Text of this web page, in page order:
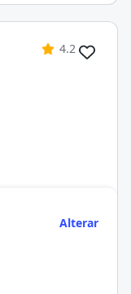
4.2
Alterar